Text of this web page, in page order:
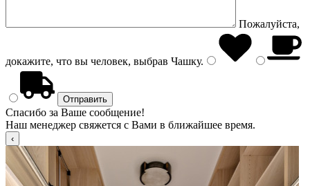
Пожалуйста,
докажите, что вы человек, выбрав Чашку.
Спасибо за Ваше сообщение!
Наш менеджер свяжется с Вами в ближайшее время.